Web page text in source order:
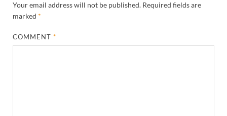
Your email address will not be published. Required fields are
marked *
COMMENT*